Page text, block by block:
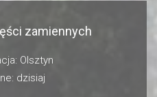
zamiennych
Olsztyn
dzisiaj